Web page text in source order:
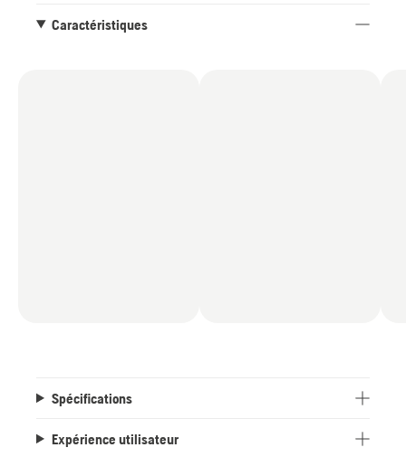
Caractéristiques
Spécifications
Expérience utilisateur